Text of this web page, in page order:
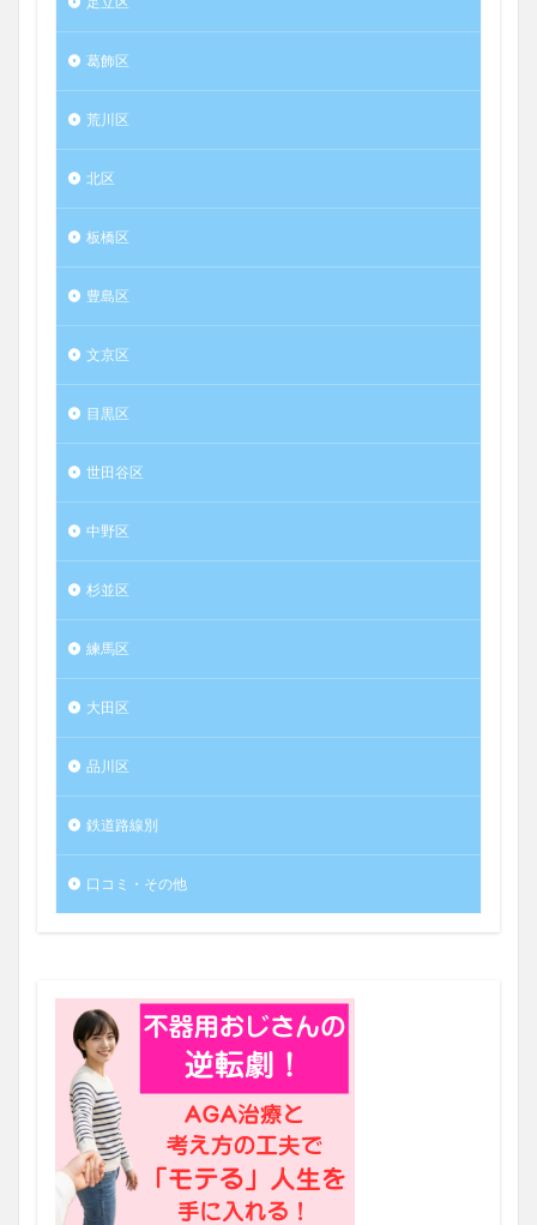
葛飾区
荒川区
北区
板橋区
豊島区
文京区
目黒区
世田谷区
中野区
杉並区
練馬区
大田区
品川区
鉄道路線別
口コミ・その他